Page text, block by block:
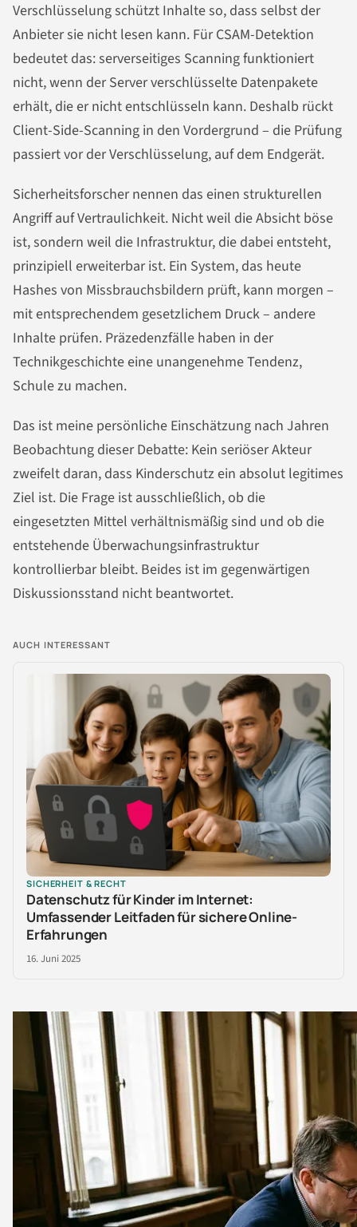
Verschlüsselung schützt Inhalte so, dass selbst der
Anbieter sie nicht lesen kann. Für CSAM-Detektion
bedeutet das: serverseitiges Scanning funktioniert
nicht, wenn der Server verschlüsselte Datenpakete
erhält, die er nicht entschlüsseln kann. Deshalb rückt
Client-Side-Scanning in den Vordergrund – die Prüfung
passiert vor der Verschlüsselung, auf dem Endgerät.
Sicherheitsforscher nennen das einen strukturellen
Angriff auf Vertraulichkeit. Nicht weil die Absicht böse
ist, sondern weil die Infrastruktur, die dabei entsteht,
prinzipiell erweiterbar ist. Ein System, das heute
Hashes von Missbrauchsbildern prüft, kann morgen –
mit entsprechendem gesetzlichem Druck – andere
Inhalte prüfen. Präzedenzfälle haben in der
Technikgeschichte eine unangenehme Tendenz,
Schule zu machen.
Das ist meine persönliche Einschätzung nach Jahren
Beobachtung dieser Debatte: Kein seriöser Akteur
zweifelt daran, dass Kinderschutz ein absolut legitimes
Ziel ist. Die Frage ist ausschließlich, ob die
eingesetzten Mittel verhältnismäßig sind und ob die
entstehende Überwachungsinfrastruktur
kontrollierbar bleibt. Beides ist im gegenwärtigen
Diskussionsstand nicht beantwortet.
AUCH INTERESSANT
SICHERHEIT & RECHT
Datenschutz für Kinder im Internet:
Umfassender Leitfaden für sichere Online-
Erfahrungen
16. Juni 2025